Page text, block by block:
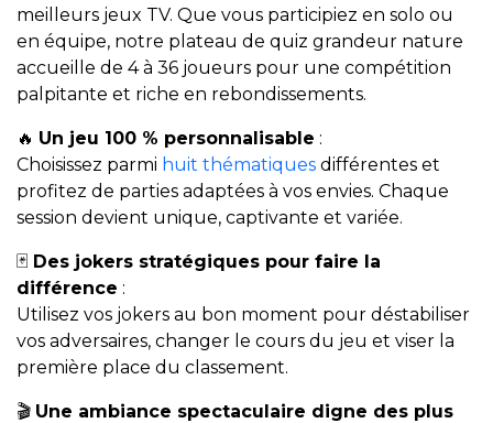
meilleurs jeux TV. Que vous participiez en solo ou
en équipe, notre plateau de quiz grandeur nature
accueille de 4 à 36 joueurs pour une compétition
palpitante et riche en rebondissements.
🔥 Un jeu 100 % personnalisable :
Choisissez parmi huit thématiques différentes et
profitez de parties adaptées à vos envies. Chaque
session devient unique, captivante et variée.
🃏 Des jokers stratégiques pour faire la
différence :
Utilisez vos jokers au bon moment pour déstabiliser
vos adversaires, changer le cours du jeu et viser la
première place du classement.
🎬 Une ambiance spectaculaire digne des plus